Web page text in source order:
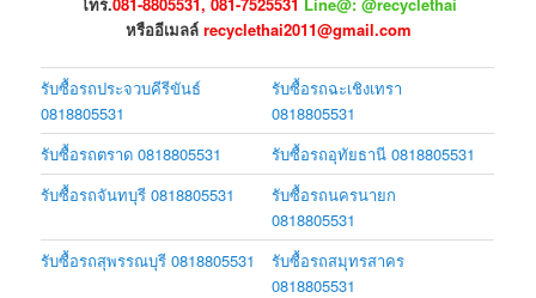
หรืออีเมลล์recyclethai2011@gmail.com
รับซื้อรถประจวบคีรีขันธ์
0818805531
รับซื้อรถฉะเชิงเทรา
0818805531
รับซื้อรถตราด 0818805531
รับซื้อรถอุทัยธานี 0818805531
รับซื้อรถจันทบุรี 0818805531
รับซื้อรถนครนายก
0818805531
รับซื้อรถสุพรรณบุรี 0818805531
รับซื้อรถสมุทรสาคร
0818805531